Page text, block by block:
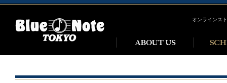
オンラインス